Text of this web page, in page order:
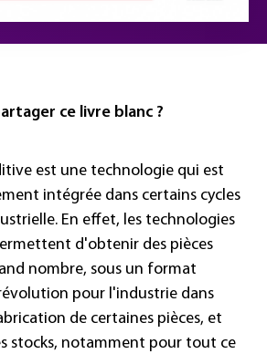
ce livre blanc ?
est une technologie qui est
intégrée dans certains cycles
En effet, les technologies
d'obtenir des pièces
nombre, sous un format
pour l'industrie dans
de certaines pièces, et
stocks, notamment pour tout ce